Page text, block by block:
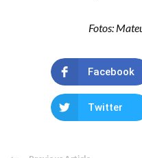
Fotos:
Facebook
Twitter